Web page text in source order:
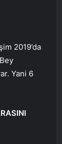
2019’da
Yani 6